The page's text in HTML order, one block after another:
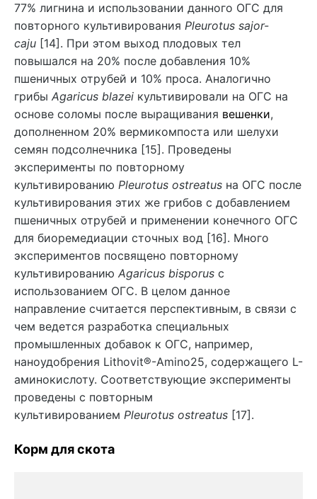
77% лигнина и использовании данного ОГС для
повторного культивирования Pleurotus sajor-
caju [14]. При этом выход плодовых тел
повышался на 20% после добавления 10%
пшеничных отрубей и 10% проса. Аналогично
грибы Agaricus blazei культивировали на ОГС на
основе соломы после выращивания вешенки,
дополненном 20% вермикомпоста или шелухи
семян подсолнечника [15]. Проведены
эксперименты по повторному
культивированию Pleurotus ostreatus на ОГС после
культивирования этих же грибов с добавлением
пшеничных отрубей и применении конечного ОГС
для биоремедиации сточных вод [16]. Много
экспериментов посвящено повторному
культивированию Agaricus bisporus с
использованием ОГС. В целом данное
направление считается перспективным, в связи с
чем ведется разработка специальных
промышленных добавок к ОГС, например,
наноудобрения Lithovit®-Amino25, содержащего L-
аминокислоту. Соответствующие эксперименты
проведены с повторным
культивированием Pleurotus ostreatus [17].
Корм для скота